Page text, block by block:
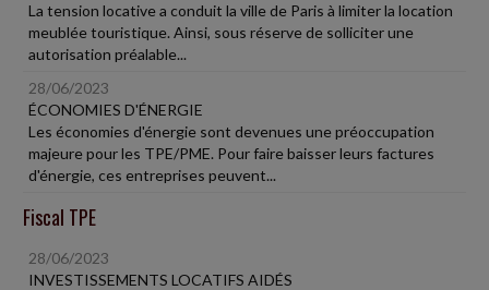
La tension locative a conduit la ville de Paris à limiter la location
meublée touristique. Ainsi, sous réserve de solliciter une
autorisation préalable...
28/06/2023
ÉCONOMIES D'ÉNERGIE
Les économies d'énergie sont devenues une préoccupation
majeure pour les TPE/PME. Pour faire baisser leurs factures
d'énergie, ces entreprises peuvent...
Fiscal TPE
28/06/2023
INVESTISSEMENTS LOCATIFS AIDÉS